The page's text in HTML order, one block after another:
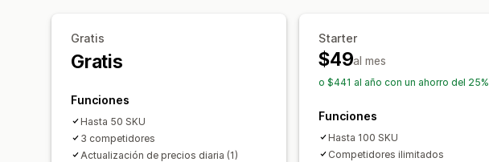
Gratis
Gratis
Funciones
Hasta 50 SKU
3 competidores
Actualización de precios diaria (1)
Starter
$49al mes
o $441 al año con un ahorro del 25%
Funciones
Hasta 100 SKU
Competidores ilimitados